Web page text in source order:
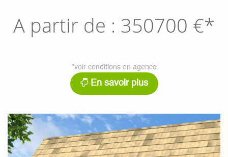
A partir de : 350700 €*
*voir conditions en agence
En savoir plus